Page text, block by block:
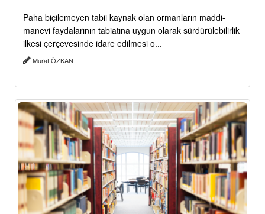
Paha biçilemeyen tabii kaynak olan ormanların maddi-
manevi faydalarının tabiatına uygun olarak sürdürülebilirlik
ilkesi çerçevesinde idare edilmesi o...
Murat ÖZKAN